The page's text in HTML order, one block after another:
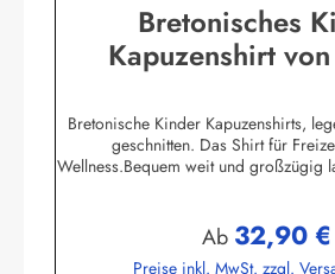
Bretonisches
Kapuzenshirt
Bretonische Kinder Kapuzenshirts,
geschnitten. Das Shirt für
Wellness.Bequem weit und großzügig
Ärmelbündchen, zwei praktische
Baumwolle, herrlich elastisch gewirkt
Regulärer Preis:
Ab 32,90 €
Preise inkl. MwSt. zzgl.